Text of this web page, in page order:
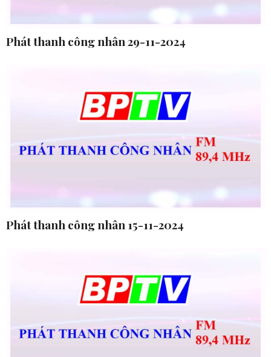
Phát thanh công nhân 29-11-2024
Phát thanh công nhân 15-11-2024